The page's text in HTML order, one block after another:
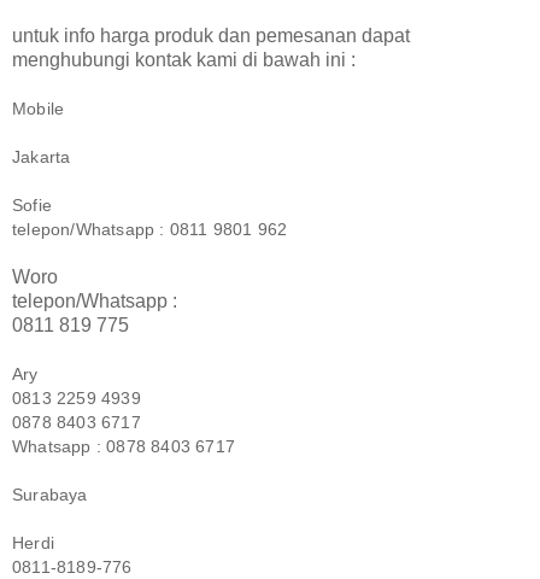
untuk info harga produk dan pemesanan dapat
menghubungi kontak kami di bawah ini :
Mobile
Jakarta
Sofie
telepon/Whatsapp : 0811 9801 962
Woro
telepon/Whatsapp :
0811 819 775
Ary
0813 2259 4939
0878 8403 6717
Whatsapp : 0878 8403 6717
Surabaya
Herdi
0811-8189-776